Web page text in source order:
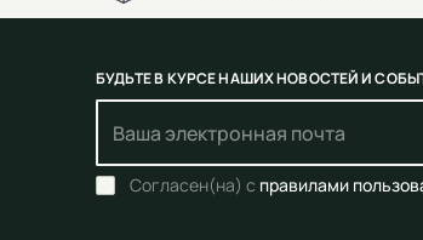
БУДЬТЕ В КУРСЕ НАШИХ НОВОСТЕЙ И
Согласен(на) с правилами